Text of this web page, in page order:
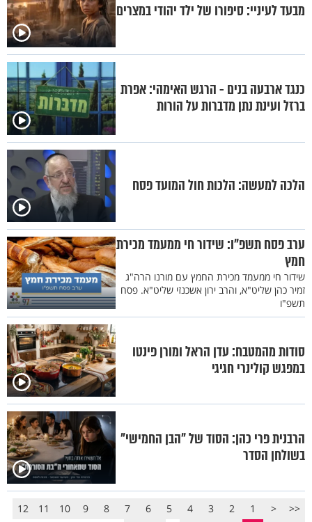
מבעד לעיניי: סיפורו של ילד יהודי במצרים
כנגד ארבעה בנים - הרגש האימהי: אפרת
ברזל ועינת נתן מדברות על הורות
הלכה למעשה: הלכות חול המועד פסח
ערב פסח תשפ"ו: שידור חי ממעמד מכירת
חמץ
שידור חי ממעמד מכירת החמץ עם מורנו הרה"ג
זמיר כהן שליט"א, והרב ירון אשכנזי שליט"א. פסח
תשפ"ו
סודות מהמטבח: עדן הראל ומורן פינטו
במפגש קולינרי חגיגי
הרבנית פרי כהן: הסוד של "הבן החמישי"
בשולחן הסדר
<<
<
1
2
3
4
5
6
7
8
9
10
11
12